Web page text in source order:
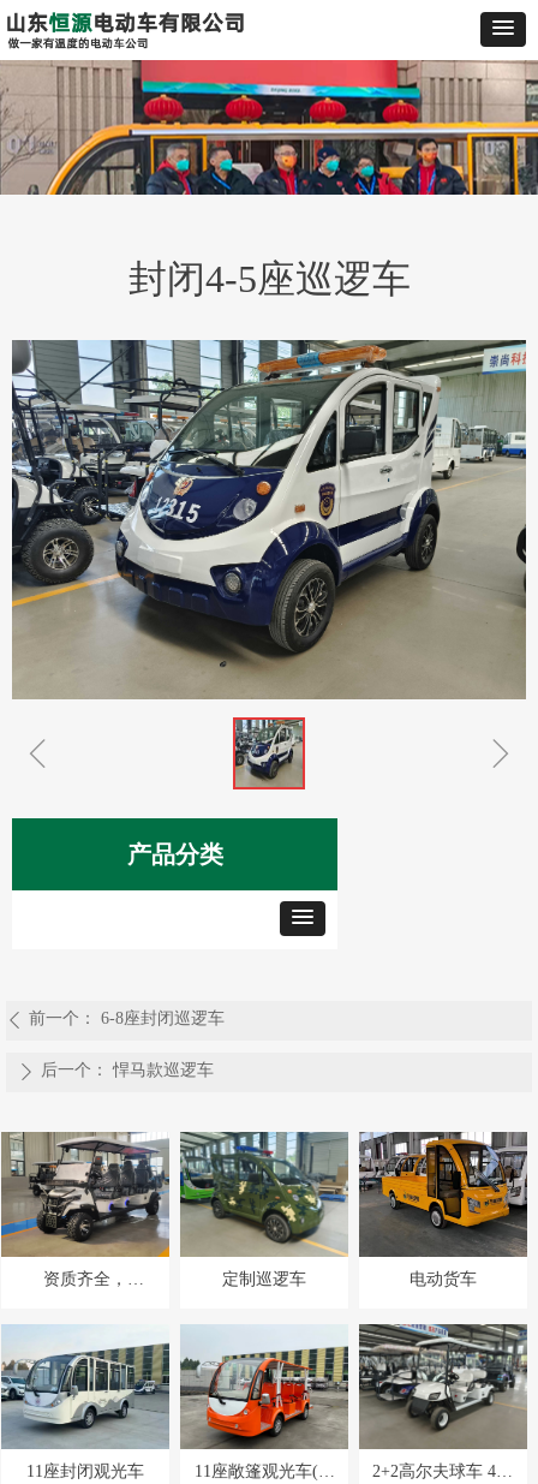
ꁆ ꁇ
封闭4-5座巡逻车
资质齐全，
证等
定制巡逻车 电动货车
11座封闭观光车
11座敞篷观光车(公
2+2高尔夫球车 4+2
ꄴ 前一个： 6-8座封闭巡逻车
ꄲ 后一个： 悍马款巡逻车
产品分类